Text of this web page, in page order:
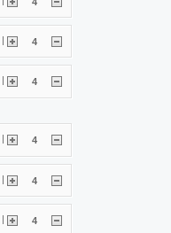
| 4
4
4
| 4
| 4